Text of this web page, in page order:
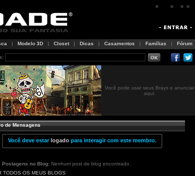
| Modelo 3D | Closet | Dicas | Casamentos | Famílias | Fórum
Você pode usar seus Brays e anunciar
aqui.
de Mensagens
Você deve estarlogado para interagir com este membro.
Postagens no Blog: Nenhum post de blog encontrado.
TODOS OS MEUS BLOGS